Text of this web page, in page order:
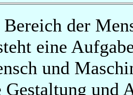
der
eine
und
Gestaltung und